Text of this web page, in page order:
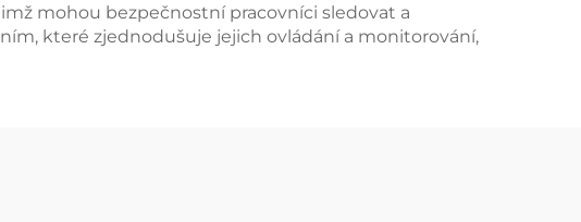
mohou bezpečnostní pracovníci sledovat a
které zjednodušuje jejich ovládání a monitorování,